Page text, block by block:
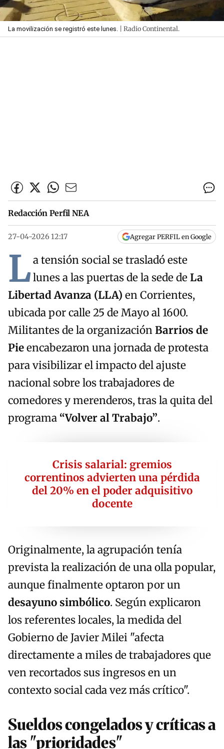
La movilización se registró este lunes. | Radio Continental.
Redacción Perfil NEA
27-04-2026 12:17 Agregar PERFIL en Google
La tensión social se trasladó este
lunes a las puertas de la sede deLa
Libertad Avanza (LLA) en Corrientes,
ubicada por calle 25 de Mayo al 1600.
Militantes de la organizaciónBarrios de
Pieencabezaron una jornada de protesta
para visibilizar el impacto del ajuste
nacional sobre los trabajadores de
comedores y merenderos, tras la quita del
programa “Volver al Trabajo”.
Crisis salarial: gremios
correntinos advierten una pérdida
del 20% en el poder adquisitivo
docente
Originalmente, la agrupación tenía
prevista la realización de una olla popular,
aunque finalmente optaron por un
desayuno simbólico. Según explicaron
los referentes locales, la medida del
Gobierno de Javier Milei "afecta
directamente a miles de trabajadores que
ven recortados sus ingresos en un
contexto social cada vez más crítico".
Sueldos congelados y críticas a
las "prioridades"